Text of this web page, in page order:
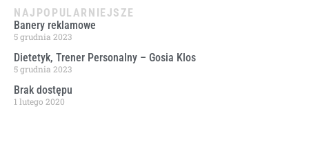
NAJPOPULARNIEJSZE
Banery reklamowe
5 grudnia 2023
Dietetyk, Trener Personalny – Gosia Klos
5 grudnia 2023
Brak dostępu
1 lutego 2020